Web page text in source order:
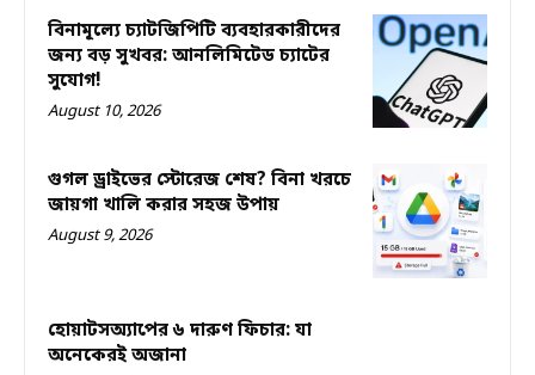
বিনামূল্যে চ্যাটজিপিটি ব্যবহারকারীদের
জন্য বড় সুখবর: আনলিমিটেড চ্যাটের
সুযোগ!
August 10, 2026
গুগল ড্রাইভের স্টোরেজ শেষ? বিনা খরচে
জায়গা খালি করার সহজ উপায়
August 9, 2026
হোয়াটসঅ্যাপের ৬ দারুণ ফিচার: যা
অনেকেরই অজানা